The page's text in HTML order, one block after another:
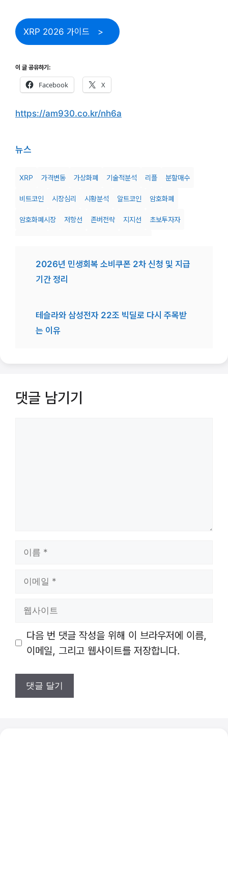
XRP 2026 가이드
이 글 공유하기:
Facebook X
https://am930.co.kr/nh6a
뉴스
XRP 가격변동 가상화폐 기술적분석 리플 분할매수
비트코인 시장심리 시황분석 알트코인 암호화폐
암호화폐시장 저항선 존버전략 지지선 초보투자자
2026년 민생회복 소비쿠폰 2차 신청 및 지급
기간 정리
테슬라와 삼성전자 22조 빅딜로 다시 주목받
는 이유
댓글 남기기
트
다음 번 댓글 작성을 위해 이 브라우저에 이름,
이메일, 그리고 웹사이트를 저장합니다.